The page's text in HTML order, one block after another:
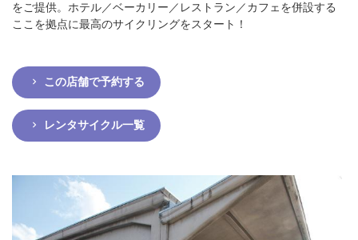
をご提供。ホテル／ベーカリー／レストラン／カフェを併設する
ここを拠点に最高のサイクリングをスタート！
この店舗で予約する
レンタサイクル一覧